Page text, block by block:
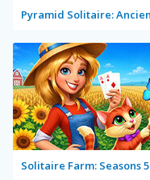
Solitaire Farm: Seasons 5